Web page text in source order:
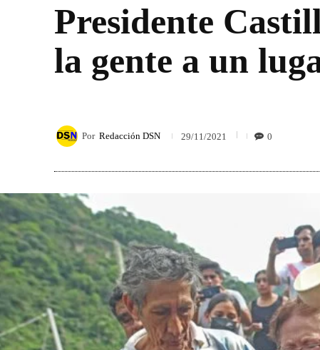
Presidente
la gente a un
Por Redacción DSN 29/11/2021 0